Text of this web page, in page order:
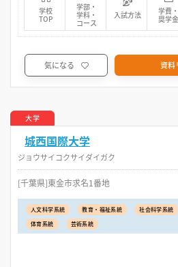
学校
TOP
学部・
学科・
コース
入試方法
学費・
奨学金
気になる 資料
大学
城西国際大学
ジョウサイコクサイダイガク
[千葉県]東金市求名1番地
人文科学系統 教育・福祉系統 社会科学系統
体育系統
芸術系統